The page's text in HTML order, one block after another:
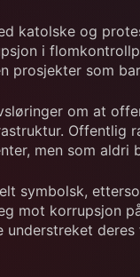
katolske og
i
prosjekter som
om at
Offentlig
men som aldri
symbolsk,
mot korrupsjon
understreket